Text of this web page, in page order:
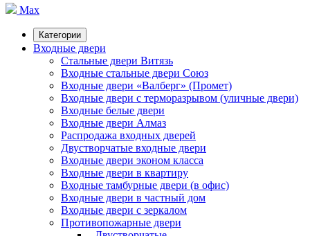
Max
Категории
Входные двери
Стальные двери Витязь
Входные стальные двери Союз
Входные двери «Валберг» (Промет)
Входные двери с терморазрывом (уличные двери)
Входные белые двери
Входные двери Алмаз
Распродажа входных дверей
Двустворчатые входные двери
Входные двери эконом класса
Входные двери в квартиру
Входные тамбурные двери (в офис)
Входные двери в частный дом
Входные двери с зеркалом
Противопожарные двери